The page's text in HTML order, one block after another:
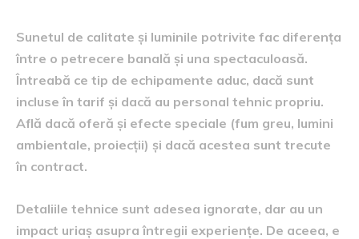
Sunetul de calitate și luminile potrivite fac diferența
între o petrecere banală și una spectaculoasă.
Întreabă ce tip de echipamente aduc, dacă sunt
incluse în tarif și dacă au personal tehnic propriu.
Află dacă oferă și efecte speciale (fum greu, lumini
ambientale, proiecții) și dacă acestea sunt trecute
în contract.
Detaliile tehnice sunt adesea ignorate, dar au un
impact uriaș asupra întregii experiențe. De aceea, e